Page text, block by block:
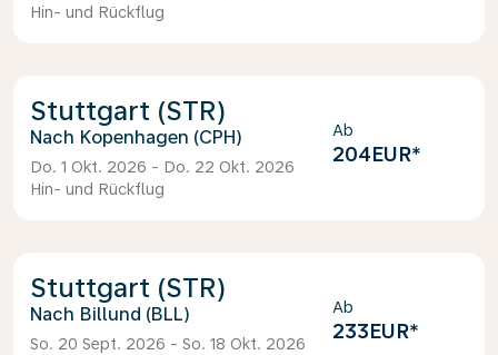
Hin- und Rückflug
Stuttgart (STR)
Kopenhagen (CPH)
Do. 1 Okt. 2026 - Do. 22 Okt. 2026
Hin- und Rückflug
Ab
204EUR*
Stuttgart (STR)
Billund (BLL)
So. 20 Sept. 2026 - So. 18 Okt. 2026
Ab
233EUR*